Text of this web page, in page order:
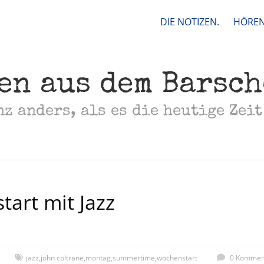
DIE NOTIZEN.
aus dem
anders, als es die heutige
mit Jazz
jazz,john coltrane,montag,summertime,wochenstart 0